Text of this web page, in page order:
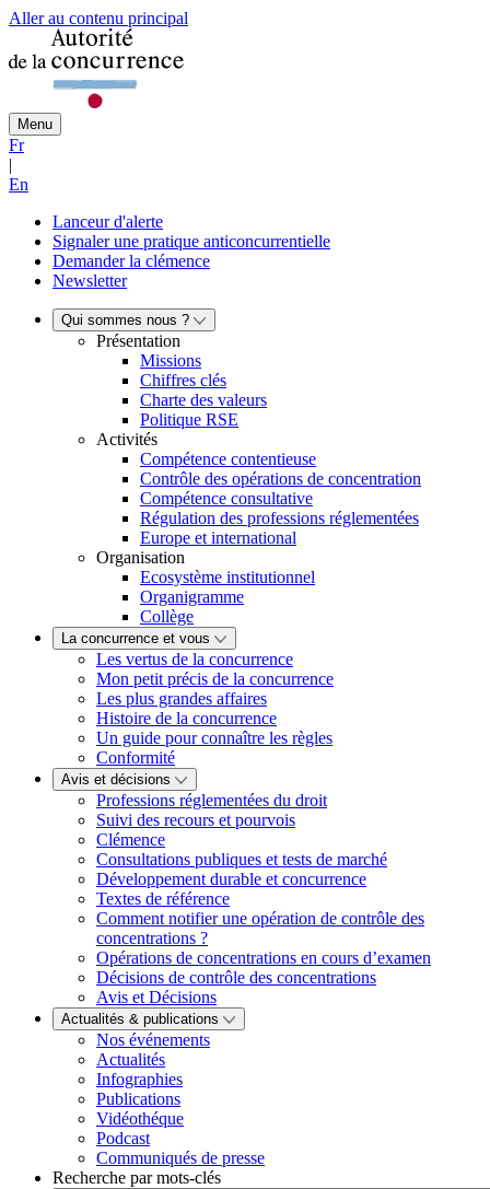
Aller au contenu principal
Menu
Fr
|
En
Lanceur d'alerte
Signaler une pratique anticoncurrentielle
Demander la clémence
Newsletter
Qui sommes nous ?
Présentation
Missions
Chiffres clés
Charte des valeurs
Politique RSE
Activités
Compétence contentieuse
Contrôle des opérations de concentration
Compétence consultative
Régulation des professions réglementées
Europe et international
Organisation
Ecosystème institutionnel
Organigramme
Collège
La concurrence et vous
Les vertus de la concurrence
Mon petit précis de la concurrence
Les plus grandes affaires
Histoire de la concurrence
Un guide pour connaître les règles
Conformité
Avis et décisions
Professions réglementées du droit
Suivi des recours et pourvois
Clémence
Consultations publiques et tests de marché
Développement durable et concurrence
Textes de référence
Comment notifier une opération de contrôle des
concentrations ?
Opérations de concentrations en cours d’examen
Décisions de contrôle des concentrations
Avis et Décisions
Actualités & publications
Nos événements
Actualités
Infographies
Publications
Vidéothéque
Podcast
Communiqués de presse
Recherche par mots-clés